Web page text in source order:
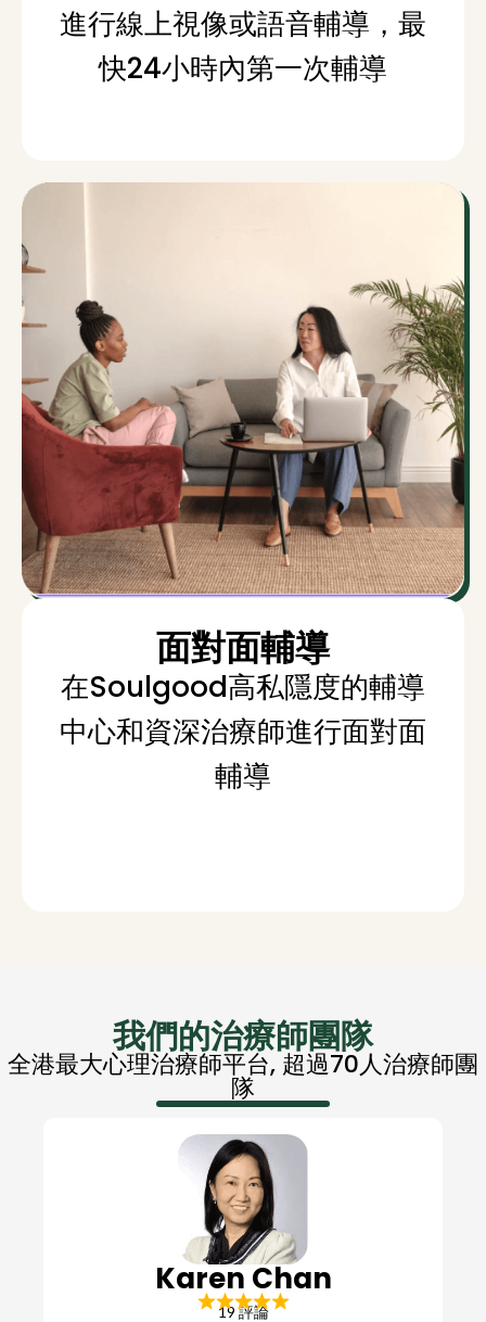
進行線上視像或語音輔導，最
快24小時內第一次輔導
面對面輔導
在Soulgood高私隱度的輔導
中心和資深治療師進行面對面
輔導
我們的治療師團隊
全港最大心理治療師平台, 超過70人治療師團
隊
Karen Chan
19 評論